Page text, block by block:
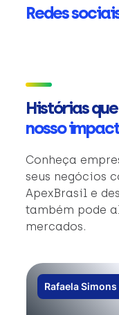
Redes
Histórias
nosso
Conheça
seus negócios
ApexBrasil e
também pode
mercados.
Rafaela